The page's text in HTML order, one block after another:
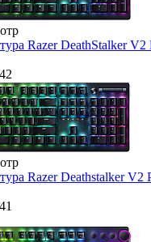
Razer DeathStalker
Razer Deathstalker V2